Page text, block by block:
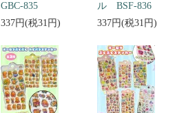
GBC-835
337円(税31円)
ル BSF-836
337円(税31円)